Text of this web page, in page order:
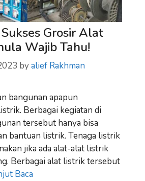
Grosir Alat
Wajib Tahu!
byalief Rakhman
bangunan apapun
Berbagai kegiatan di
tersebut hanya bisa
bantuan listrik. Tenaga listrik
jika ada alat-alat listrik
Berbagai alat listrik tersebut
Baca